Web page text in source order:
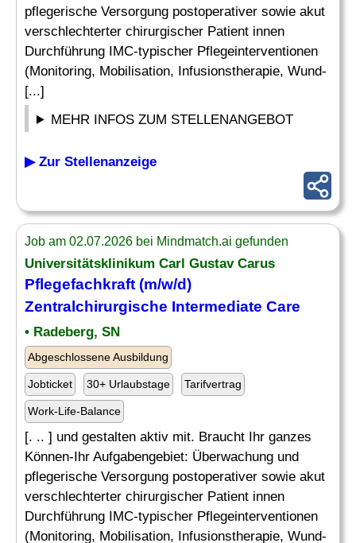
pflegerische Versorgung postoperativer sowie akut
verschlechterter chirurgischer Patient innen
Durchführung IMC-typischer Pflegeinterventionen
(Monitoring, Mobilisation, Infusionstherapie, Wund-
[...]
MEHR INFOS ZUM STELLENANGEBOT
▶ Zur Stellenanzeige
Job am 02.07.2026 bei Mindmatch.ai gefunden
Universitätsklinikum Carl Gustav Carus
Pflegefachkraft (m/w/d)
Zentralchirurgische Intermediate Care
• Radeberg, SN
Abgeschlossene Ausbildung
Jobticket 30+ Urlaubstage Tarifvertrag
Work-Life-Balance
[. .. ] und gestalten aktiv mit. Braucht Ihr ganzes
Können-Ihr Aufgabengebiet: Überwachung und
pflegerische Versorgung postoperativer sowie akut
verschlechterter chirurgischer Patient innen
Durchführung IMC-typischer Pflegeinterventionen
(Monitoring, Mobilisation, Infusionstherapie, Wund-